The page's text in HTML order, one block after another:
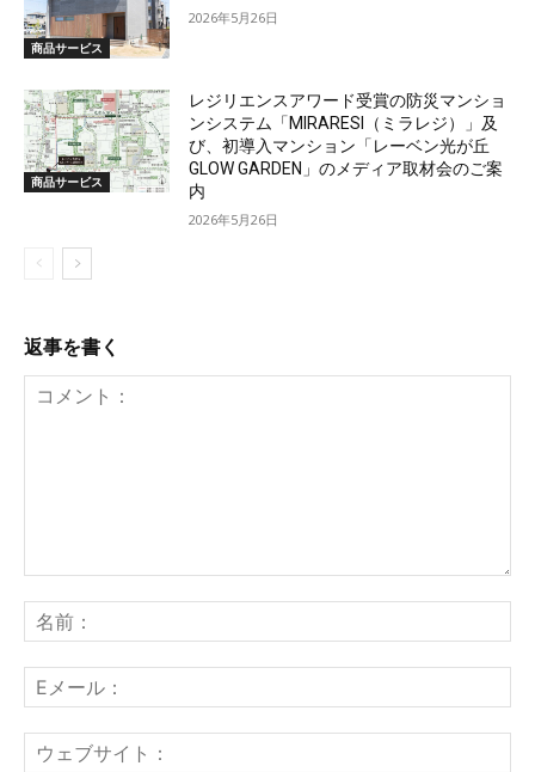
商品サービス
2026年5月26日
商品サービス
レジリエンスアワード受賞の防災マンショ
ンシステム「MIRARESI（ミラレジ）」及
び、初導入マンション「レーベン光が丘
GLOW GARDEN」のメディア取材会のご案
内
2026年5月26日
返事を書く
ン
ト：
前
メ
ー